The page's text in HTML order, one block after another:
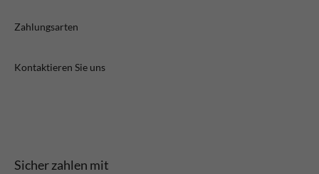
Zahlungsarten
Kontaktieren Sie uns
Sicher zahlen mit